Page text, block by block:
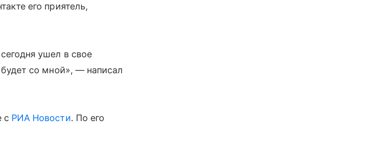
его приятель,
ушел в свое
со мной», — написал
с РИА Новости. По его